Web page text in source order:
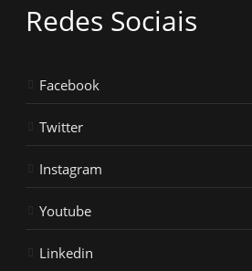
Redes Sociais
Facebook
Twitter
Instagram
Youtube
Linkedin